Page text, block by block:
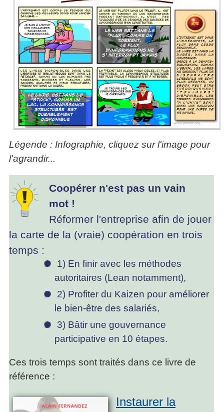
Légende : Infographie, cliquez sur l'image pour
l'agrandir...
Coopérer n'est pas un vain
mot !
Réformer l'entreprise afin de jouer
la carte de la (vraie) coopération en trois
temps :
1) En finir avec les méthodes
autoritaires (Lean notamment),
2) Profiter du Kaizen pour améliorer
le bien-être des salariés,
3) Bâtir une gouvernance
participative en 10 étapes.
Ces trois temps sont traités dans ce livre de
référence :
Instaurer la